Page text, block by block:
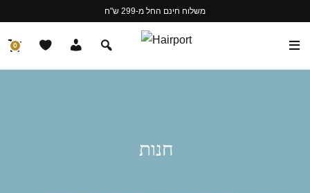
משלוח חינם החל מ-299 ש"ח
0
חנות